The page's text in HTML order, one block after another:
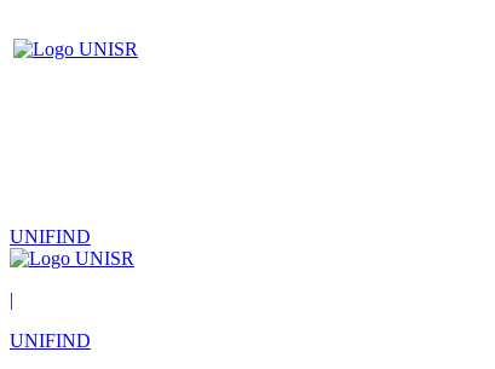
UNIFIND
|
UNIFIND